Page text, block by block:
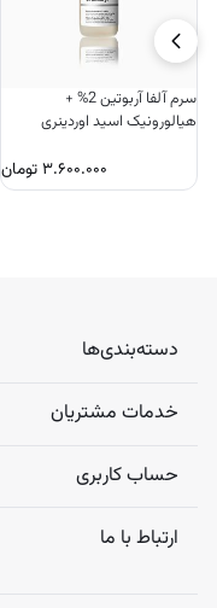
سرم آلفا آربوتین 2% +
هیالورونیک اسید اوردینری
۳.۶۰۰.۰۰۰ تومان
دسته‌بندی‌ها
خدمات مشتریان
حساب کاربری
ارتباط با ما